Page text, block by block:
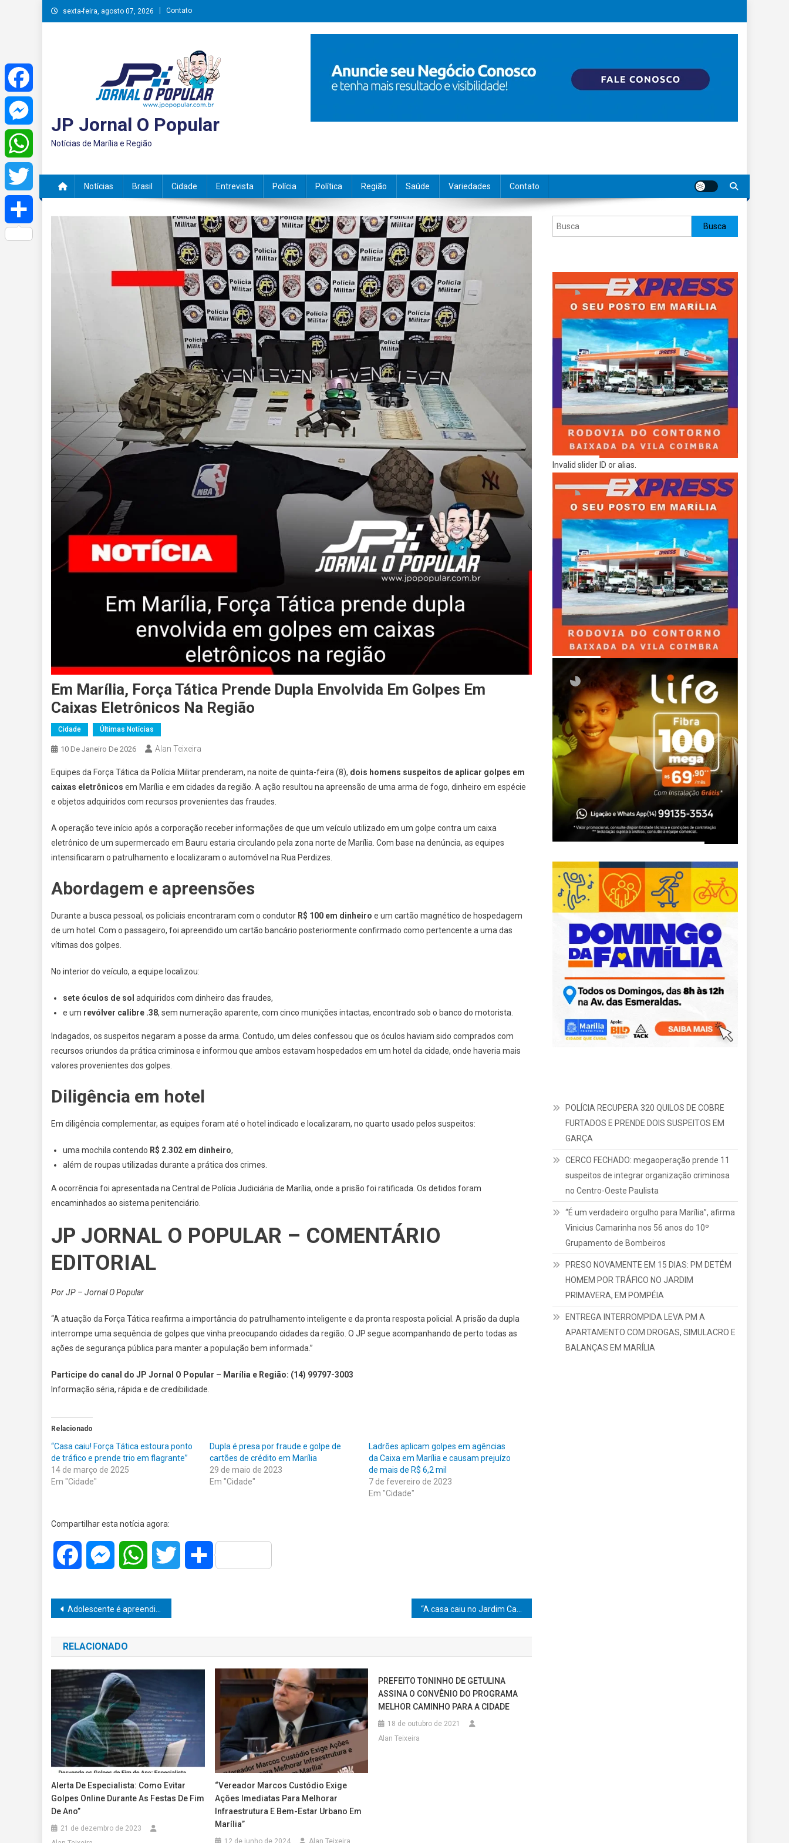
Skip
to
sexta-feira, agosto 07, 2026 Contato
JP Jornal O Popular
Notícias de Marília e Região
Notícias Brasil Cidade Entrevista Polícia Política Região Saúde Variedades Contato
Em Marília, Força Tática Prende Dupla Envolvida Em Golpes Em
Caixas Eletrônicos Na Região
Cidade Últimas Notícias
10 De Janeiro De 2026 Alan Teixeira
Equipes da Força Tática da Polícia Militar prenderam, na noite de quinta-feira (8), dois homens suspeitos de aplicar golpes em
caixas eletrônicos em Marília e em cidades da região. A ação resultou na apreensão de uma arma de fogo, dinheiro em espécie
e objetos adquiridos com recursos provenientes das fraudes.
A operação teve início após a corporação receber informações de que um veículo utilizado em um golpe contra um caixa
eletrônico de um supermercado em Bauru estaria circulando pela zona norte de Marília. Com base na denúncia, as equipes
intensificaram o patrulhamento e localizaram o automóvel na Rua Perdizes.
Abordagem e apreensões
Durante a busca pessoal, os policiais encontraram com o condutor R$ 100 em dinheiro e um cartão magnético de hospedagem
de um hotel. Com o passageiro, foi apreendido um cartão bancário posteriormente confirmado como pertencente a uma das
vítimas dos golpes.
No interior do veículo, a equipe localizou:
sete óculos de sol adquiridos com dinheiro das fraudes,
e um revólver calibre .38, sem numeração aparente, com cinco munições intactas, encontrado sob o banco do motorista.
Indagados, os suspeitos negaram a posse da arma. Contudo, um deles confessou que os óculos haviam sido comprados com
recursos oriundos da prática criminosa e informou que ambos estavam hospedados em um hotel da cidade, onde haveria mais
valores provenientes dos golpes.
Diligência em hotel
Em diligência complementar, as equipes foram até o hotel indicado e localizaram, no quarto usado pelos suspeitos:
uma mochila contendo R$ 2.302 em dinheiro,
além de roupas utilizadas durante a prática dos crimes.
A ocorrência foi apresentada na Central de Polícia Judiciária de Marília, onde a prisão foi ratificada. Os detidos foram
encaminhados ao sistema penitenciário.
JP JORNAL O POPULAR – COMENTÁRIO
EDITORIAL
Por JP – Jornal O Popular
“A atuação da Força Tática reafirma a importância do patrulhamento inteligente e da pronta resposta policial. A prisão da dupla
interrompe uma sequência de golpes que vinha preocupando cidades da região. O JP segue acompanhando de perto todas as
ações de segurança pública para manter a população bem informada.”
Participe do canal do JP Jornal O Popular – Marília e Região: (14) 99797-3003
Informação séria, rápida e de credibilidade.
Relacionado
“Casa caiu! Força Tática estoura ponto
de tráfico e prende trio em flagrante”
14 de março de 2025
Em "Cidade"
Dupla é presa por fraude e golpe de
cartões de crédito em Marília
29 de maio de 2023
Em "Cidade"
Ladrões aplicam golpes em agências
da Caixa em Marília e causam prejuízo
de mais de R$ 6,2 mil
7 de fevereiro de 2023
Em "Cidade"
Compartilhar esta notícia agora:
Facebook MessengerWhatsAppTwitter Share
Navegação
de
Post
Adolescente é apreendido com 17 pedras de crack durante patrulhamento noturno em Garça
RELACIONADO
Alerta De Especialista: Como Evitar
Golpes Online Durante As Festas De Fim
De Ano”
21 de dezembro de 2023
“Vereador Marcos Custódio Exige
Ações Imediatas Para Melhorar
Infraestrutura E Bem-Estar Urbano Em
Marília”
12 de junho de 2024 Alan Teixeira
PREFEITO TONINHO DE GETULINA
ASSINA O CONVÊNIO DO PROGRAMA
MELHOR CAMINHO PARA A CIDADE
18 de outubro de 2021
Alan Teixeira
Pesquisar Busca
Invalid slider ID or alias.
POLÍCIA RECUPERA 320 QUILOS DE COBRE
FURTADOS E PRENDE DOIS SUSPEITOS EM
GARÇA
CERCO FECHADO: megaoperação prende 11
suspeitos de integrar organização criminosa
no Centro-Oeste Paulista
“É um verdadeiro orgulho para Marília”, afirma
Vinicius Camarinha nos 56 anos do 10º
Grupamento de Bombeiros
PRESO NOVAMENTE EM 15 DIAS: PM DETÉM
HOMEM POR TRÁFICO NO JARDIM
PRIMAVERA, EM POMPÉIA
ENTREGA INTERROMPIDA LEVA PM A
APARTAMENTO COM DROGAS, SIMULACRO E
BALANÇAS EM MARÍLIA
Facebook
Messenger
WhatsApp
Twitter
Share